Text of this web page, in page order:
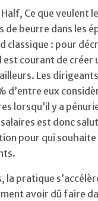
Ce que veulent
beurre dans les
classique : pour
est courant de créer
Les
d’entre eux
lorsqu’il y a
salaires est donc
pour qui souhaite
la pratique
avoir dû faire